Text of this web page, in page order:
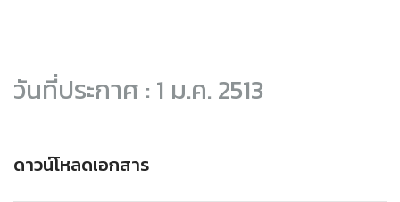
วันที่ประกาศ : 1 ม.ค. 2513
ดาวน์โหลดเอกสาร